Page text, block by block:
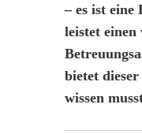
– es ist
leistet
bietet
wissen